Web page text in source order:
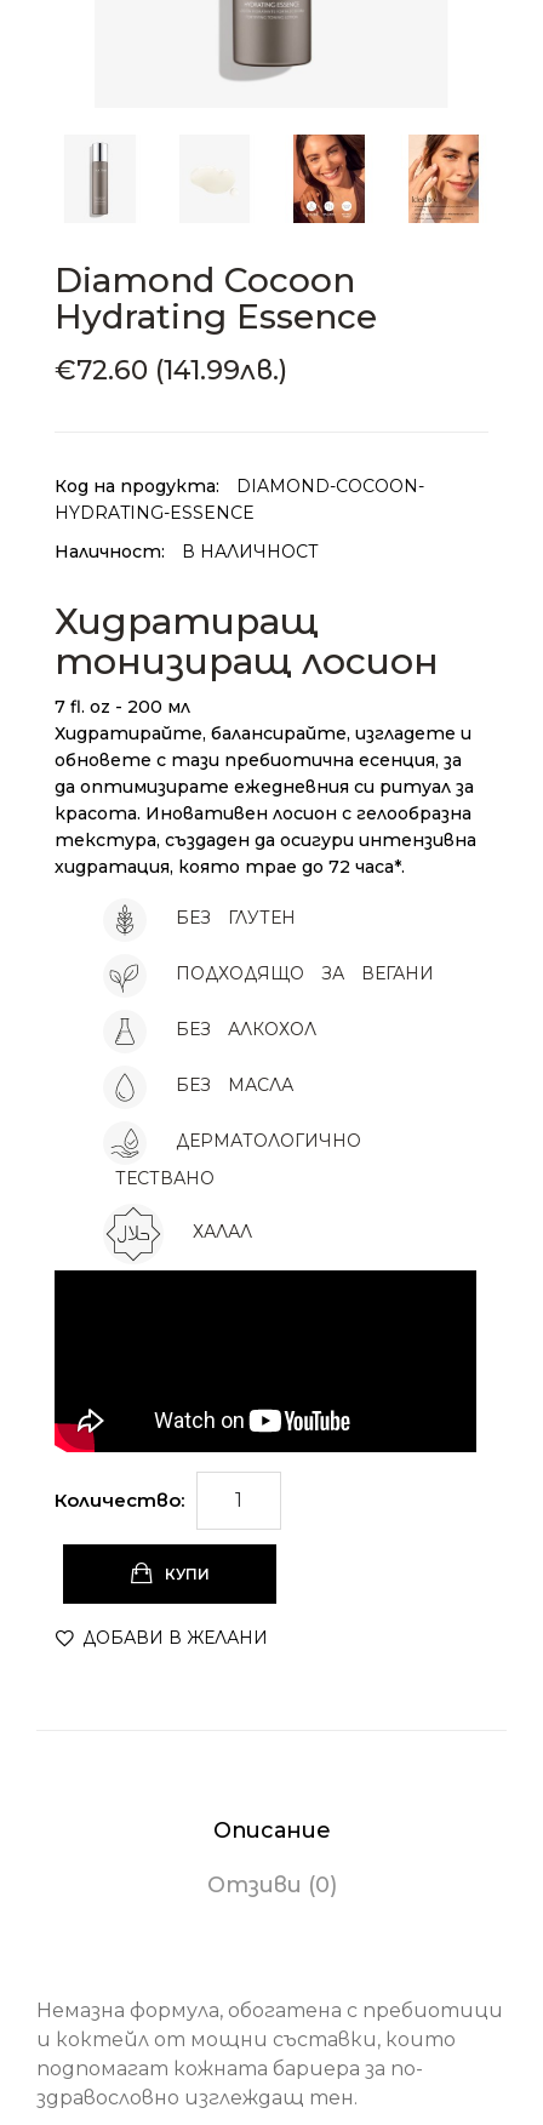
Diamond Cocoon
Hydrating Essence
€72.60 (141.99лв.)
Код на продукта:
DIAMOND-COCOON-
HYDRATING-ESSENCE
Наличност:
В НАЛИЧНОСТ
Хидратиращ
тонизиращ лосион
7 fl. oz - 200 мл
Хидратирайте, балансирайте, изгладете и
обновете с тази пребиотична есенция, за
да оптимизирате ежедневния си ритуал за
красота. Иновативен лосион с гелообразна
текстура, създаден да осигури интензивна
хидратация, която трае до 72 часа*.
БЕЗ ГЛУТЕН
ПОДХОДЯЩО ЗА ВЕГАНИ
БЕЗ АЛКОХОЛ
БЕЗ МАСЛА
ДЕРМАТОЛОГИЧНО
ТЕСТВАНО
ХАЛАЛ
Количество:
КУПИ
ДОБАВИ В ЖЕЛАНИ
Описание
Отзиви (0)
Немазна формула, обогатена с пребиотици
и коктейл от мощни съставки, които
подпомагат кожната бариера за по-
здравословно изглеждащ тен.